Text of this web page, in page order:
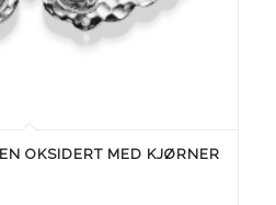
OKSIDERT MED KJØRNER